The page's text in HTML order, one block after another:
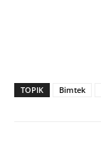
TOPIK Bimtek